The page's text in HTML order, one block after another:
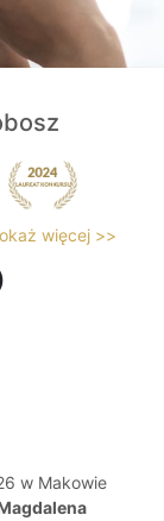
więcej >>
w Makowie